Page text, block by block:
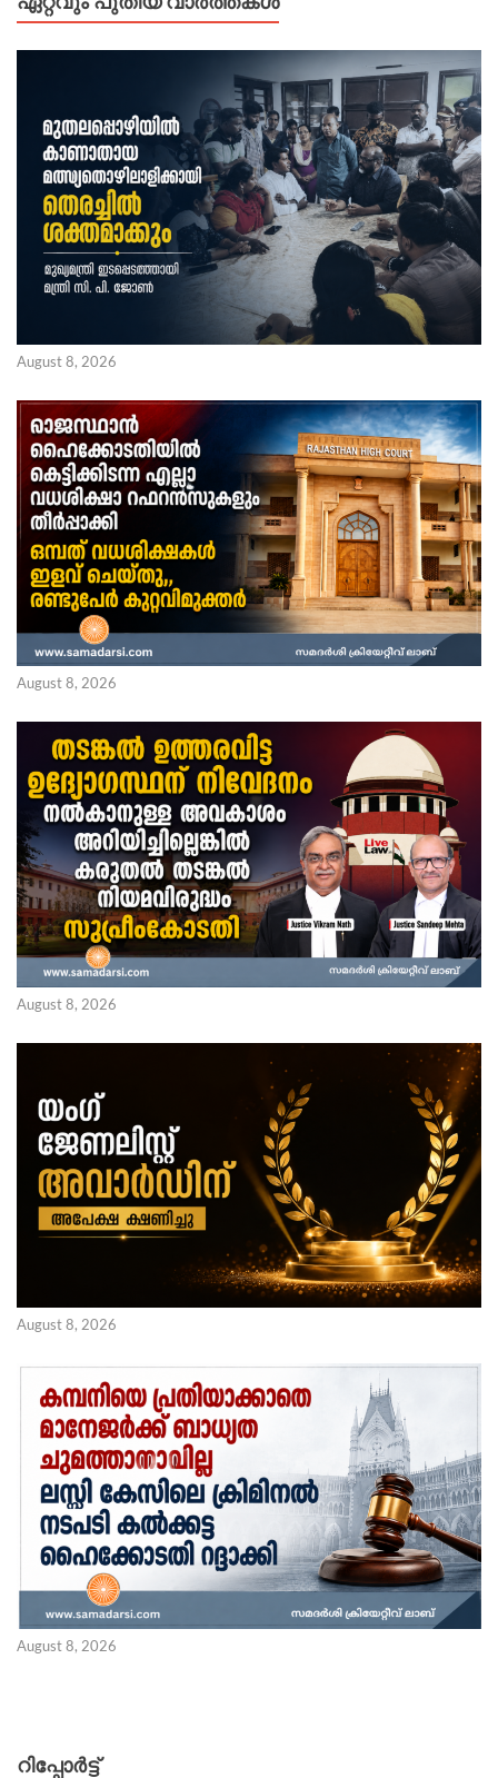
August 8, 2026
August 8, 2026
August 8, 2026
August 8, 2026
August 8, 2026
റിപ്പോര്‍ട്ട്